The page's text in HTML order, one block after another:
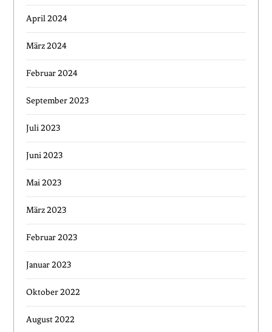
April 2024
März 2024
Februar 2024
September 2023
Juli 2023
Juni 2023
Mai 2023
März 2023
Februar 2023
Januar 2023
Oktober 2022
August 2022